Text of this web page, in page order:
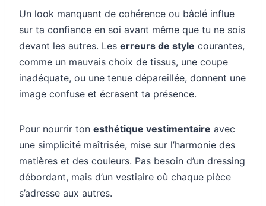
Un look manquant de cohérence ou bâclé influe
sur ta confiance en soi avant même que tu ne sois
devant les autres. Les erreurs de style courantes,
comme un mauvais choix de tissus, une coupe
inadéquate, ou une tenue dépareillée, donnent une
image confuse et écrasent ta présence.
Pour nourrir ton esthétique vestimentaire avec
une simplicité maîtrisée, mise sur l’harmonie des
matières et des couleurs. Pas besoin d’un dressing
débordant, mais d’un vestiaire où chaque pièce
s’adresse aux autres.